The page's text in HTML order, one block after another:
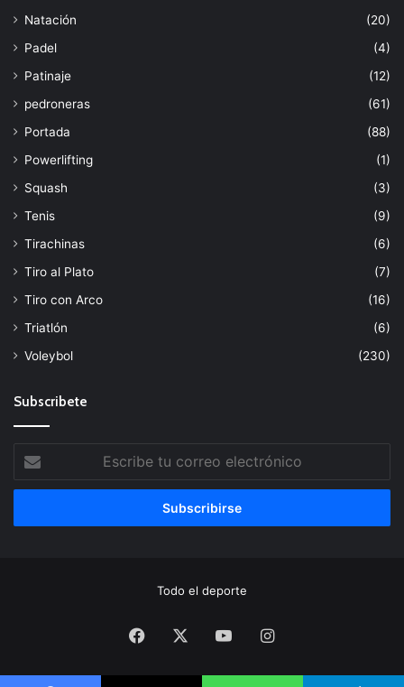
Natación
(20)
Padel
(4)
Patinaje
(12)
pedroneras
(61)
Portada
(88)
Powerlifting
(1)
Squash
(3)
Tenis
(9)
Tirachinas
(6)
Tiro al Plato
(7)
Tiro con Arco
(16)
Triatlón
(6)
Voleybol
(230)
Subscribete
tu
correo
Todo el deporte
Facebook YouTubeInstagram